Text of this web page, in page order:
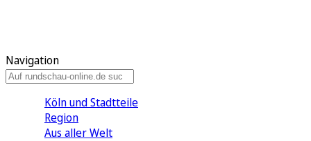
Navigation
Köln und Stadtteile
Region
Aus aller Welt